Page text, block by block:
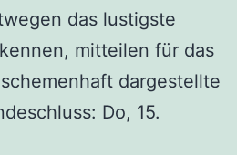
das lustigste
mitteilen für das
dargestellte
Do, 15.